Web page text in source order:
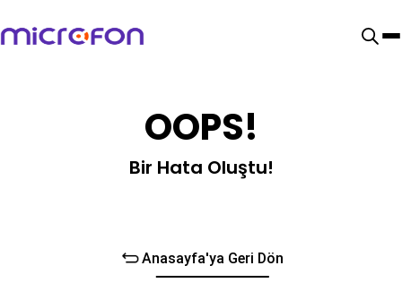
OOPS!
Bir Hata Oluştu!
Anasayfa'ya Geri Dön